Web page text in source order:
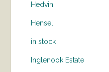
Hedvin
Hensel
in stock
Inglenook Estate